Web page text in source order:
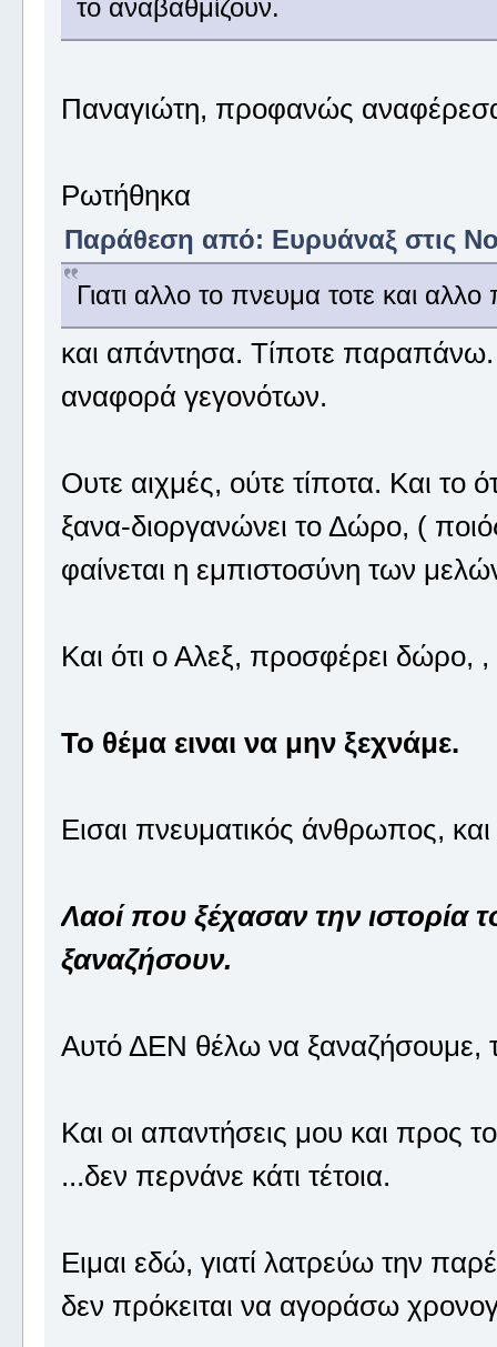
το αναβαθμίζουν.
Παναγιώτη, προφανώς
Ρωτήθηκα
Παράθεση από: Ευρυάναξ στις
Γιατι αλλο το πνευμα τοτε και
και απάντησα. Τίποτε
αναφορά γεγονότων.
Ουτε αιχμές, ούτε τίποτα. Και
ξανα-διοργανώνει το Δώρο, (
φαίνεται η εμπιστοσύνη των
Και ότι ο Αλεξ, προσφέρει δώρο, ,
Το θέμα ειναι να μην ξεχνάμε.
Εισαι πνευματικός άνθρωπος, και
Λαοί που ξέχασαν την ιστορία
ξαναζήσουν.
Αυτό ΔΕΝ θέλω να ξαναζήσουμε,
Και οι απαντήσεις μου και προς
...δεν περνάνε κάτι τέτοια.
Ειμαι εδώ, γιατί λατρεύω την
δεν πρόκειται να αγοράσω